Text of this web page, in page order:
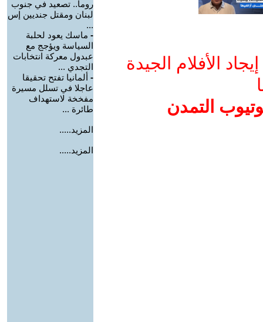
الأفلام الجيدة
التمدن
روما.. تصعيد في جنوب
لبنان ومقتل جنديين إس
...
- ماسك يعود لحلبة
السياسة ويؤجج مع
عبدول معركة انتخابات
التجدي ...
- ألمانيا تفتح تحقيقا
عاجلا في تسلل مسيرة
مفخخة لاستهداف
طائرة ...
المزيد.....
المزيد.....